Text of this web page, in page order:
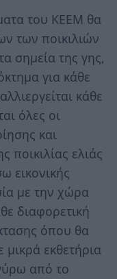
του ΚΕΕΜ θα
των ποικιλιών
σημεία της γης,
για κάθε
κάθε
όλες οι
και
ποικιλίας ελιάς
εικονικής
με την χώρα
διαφορετική
όπου θα
μικρά εκθετήρια
από το